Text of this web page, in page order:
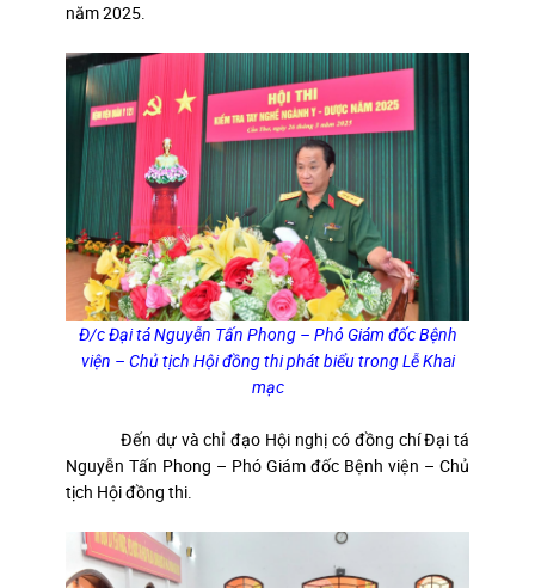
năm 2025.
Đ/c Đại tá Nguyễn Tấn Phong – Phó Giám đốc Bệnh
viện – Chủ tịch Hội đồng thi phát biểu trong Lễ Khai
mạc
Đến dự và chỉ đạo Hội nghị có đồng chí Đại tá
Nguyễn Tấn Phong – Phó Giám đốc Bệnh viện – Chủ
tịch Hội đồng thi.